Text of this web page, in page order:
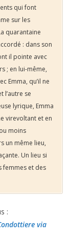
qui font
sur les
quarantaine
: dans son
il pointe avec
; en lui-même,
Emma, qu’il ne
l’autre se
lyrique, Emma
virevoltant et en
moins
un même lieu,
Un lieu si
femmes et des
:
via